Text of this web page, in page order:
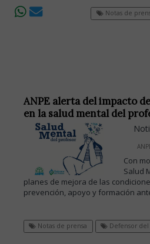
Notas de
ANPE alerta del impacto
en la salud mental del
Con
Salud
planes de mejora de las
prevención, apoyo y formación
Notas de prensa Defensor